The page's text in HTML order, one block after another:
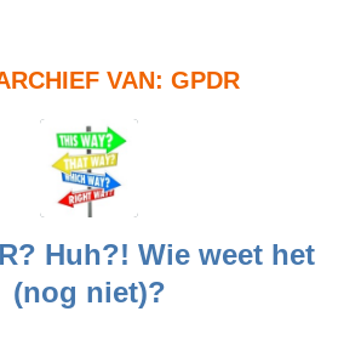
VAN:GPDR
Huh?! Wie weet het
(nog niet)?